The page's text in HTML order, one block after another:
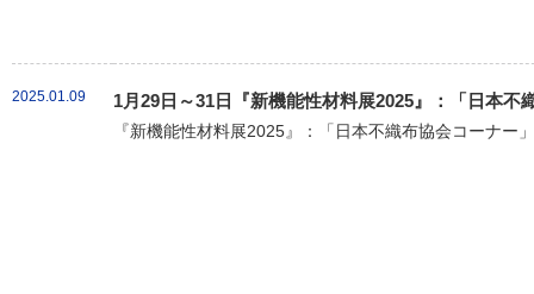
2025.01.09 1月29日～31日『新機能性材料展2025』：「日本不
『新機能性材料展2025』：「日本不織布協会コーナ